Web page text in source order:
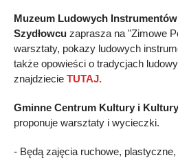
Muzeum Ludowych
Szydłowcu zaprasza na "Zimowe
warsztaty, pokazy ludowych
także opowieści o tradycjach
znajdziecie TUTAJ.
Gminne Centrum Kultury i
proponuje warsztaty i wycieczki.
- Będą zajęcia ruchowe,